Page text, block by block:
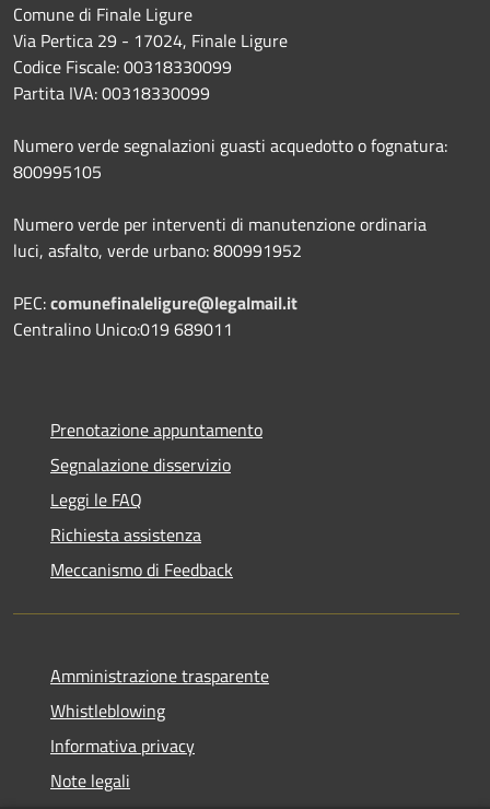
Comune di Finale Ligure
Via Pertica 29 - 17024, Finale Ligure
Codice Fiscale: 00318330099
Partita IVA: 00318330099
Numero verde segnalazioni guasti acquedotto o fognatura:
800995105
Numero verde per interventi di manutenzione ordinaria
luci, asfalto, verde urbano: 800991952
PEC:comunefinaleligure@legalmail.it
Centralino Unico:019 689011
Prenotazione appuntamento
Segnalazione disservizio
Leggi le FAQ
Richiesta assistenza
Meccanismo di Feedback
Amministrazione trasparente
Whistleblowing
Informativa privacy
Note legali